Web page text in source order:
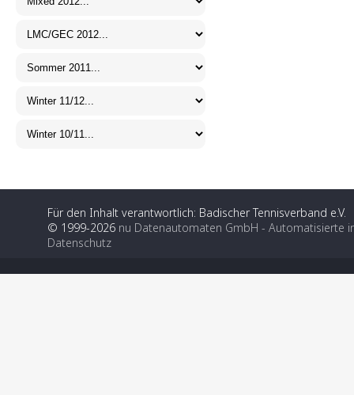
Für den Inhalt verantwortlich: Badischer Tennisverband e.V.
© 1999-2026 nu Datenautomaten GmbH - Automatisierte
Datenschutz